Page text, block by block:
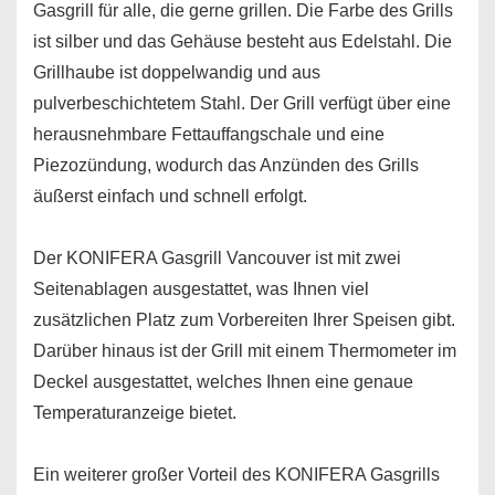
Gasgrill für alle, die gerne grillen. Die Farbe des Grills
ist silber und das Gehäuse besteht aus Edelstahl. Die
Grillhaube ist doppelwandig und aus
pulverbeschichtetem Stahl. Der Grill verfügt über eine
herausnehmbare Fettauffangschale und eine
Piezozündung, wodurch das Anzünden des Grills
äußerst einfach und schnell erfolgt.
Der KONIFERA Gasgrill Vancouver ist mit zwei
Seitenablagen ausgestattet, was Ihnen viel
zusätzlichen Platz zum Vorbereiten Ihrer Speisen gibt.
Darüber hinaus ist der Grill mit einem Thermometer im
Deckel ausgestattet, welches Ihnen eine genaue
Temperaturanzeige bietet.
Ein weiterer großer Vorteil des KONIFERA Gasgrills